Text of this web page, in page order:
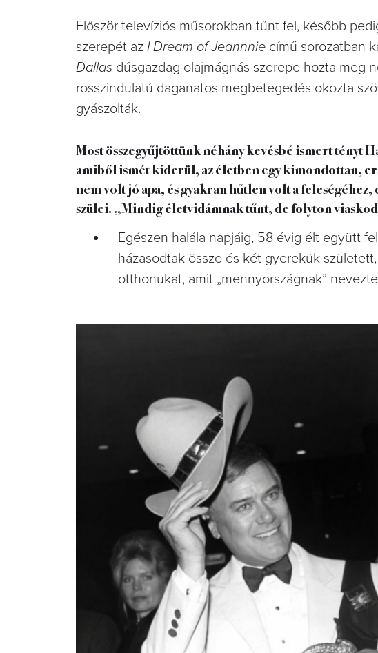
Először televíziós műsorokban tűnt fel, később
szerepét az I Dream of Jeannnie című sorozatban
Dallas dúsgazdag olajmágnás szerepe hozta meg
rosszindulatú daganatos megbetegedés okozta
gyászolták.
Most összegyűjtöttünk néhány kevésbé ismert tényt
amiből ismét kiderül, az életben egy kimondottan,
nem volt jó apa, és gyakran hűtlen volt a
szülei. „Mindig életvidámnak tűnt, de folyton
Egészen halála napjáig, 58 évig élt együtt
házasodtak össze és két gyerekük
otthonukat, amit „mennyországnak”